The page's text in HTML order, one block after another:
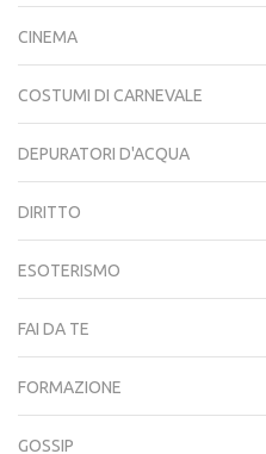
CINEMA
COSTUMI DI CARNEVALE
DEPURATORI D'ACQUA
DIRITTO
ESOTERISMO
FAI DA TE
FORMAZIONE
GOSSIP